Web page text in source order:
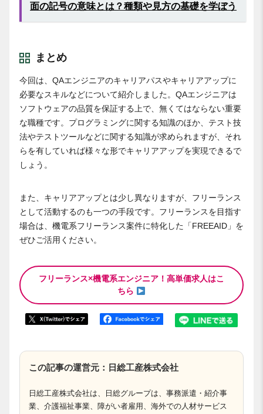
面の記号の意味とは？種類や見方の基礎を学ぼう
まとめ
今回は、QAエンジニアのキャリアパスやキャリアアップに
必要なスキルなどについて紹介しました。QAエンジニアは
ソフトウェアの品質を保証する上で、無くてはならない重要
な職種です。プログラミングに関する知識のほか、テスト技
法やテストツールなどに関する知識が求められますが、それ
らを有していれば様々な形でキャリアアップを実現できるで
しょう。
また、キャリアアップとは少し異なりますが、フリーランス
として活動するのも一つの手段です。フリーランスを目指す
場合は、機電系フリーランス案件に特化した「FREEAID」を
ぜひご活用ください。
フリーランス×機電系エンジニア！高単価求人はこ
ちら
この記事の運営元：日総工産株式会社
日総工産株式会社は、日総グループは、事務派遣・紹介事
業、介護福祉事業、障がい者雇用、海外での人材サービス